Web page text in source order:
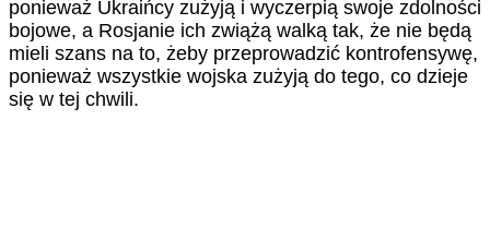
ponieważ Ukraińcy zużyją i wyczerpią swoje zdolności
bojowe, a Rosjanie ich zwiążą walką tak, że nie będą
mieli szans na to, żeby przeprowadzić kontrofensywę,
ponieważ wszystkie wojska zużyją do tego, co dzieje
się w tej chwili.